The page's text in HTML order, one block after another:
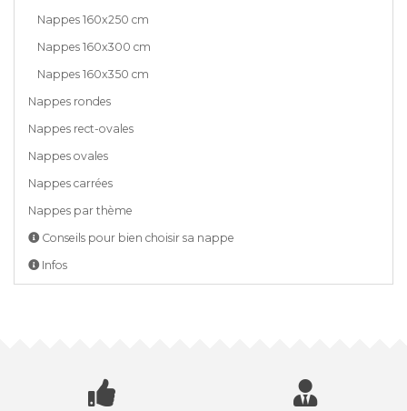
Nappes 160x250 cm
Nappes 160x300 cm
Nappes 160x350 cm
Nappes rondes
Nappes rect-ovales
Nappes ovales
Nappes carrées
Nappes par thème
Conseils pour bien choisir sa nappe
Infos